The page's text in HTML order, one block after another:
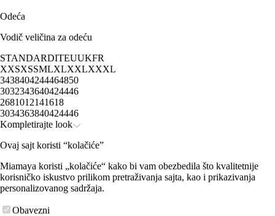
Odeća
Vodič veličina za odeću
STANDARDITEUUKFR
XXSXSSMLXLXXLXXXL
3438404244464850
3032343640424446
2681012141618
3034363840424446
Kompletirajte look
Ovaj sajt koristi “kolačiće”
Miamaya koristi „kolačiće“ kako bi vam obezbedila što kvalitetnije
korisničko iskustvo prilikom pretraživanja sajta, kao i prikazivanja
personalizovanog sadržaja.
Obavezni